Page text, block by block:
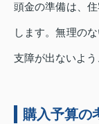
頭金の準備は、
します。無理の
支障が出ないよう
購入予算の